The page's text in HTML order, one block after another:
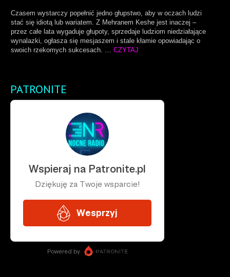
Czasem wystarczy popełnić jedno głupstwo, aby w oczach ludzi
stać się idiotą lub wariatem. Z Mehranem Keshe jest inaczej –
przez całe lata wygaduje głupoty, sprzedaje ludziom niedziałające
wynalazki, ogłasza się mesjaszem i stale kłamie opowiadając o
swoich rzekomych sukcesach. … CZYTAJ
PATRONITE